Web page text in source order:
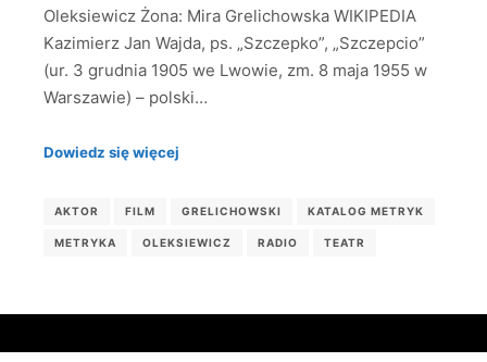
Oleksiewicz Żona: Mira Grelichowska WIKIPEDIA
Kazimierz Jan Wajda, ps. „Szczepko”, „Szczepcio”
(ur. 3 grudnia 1905 we Lwowie, zm. 8 maja 1955 w
Warszawie) – polski…
Dowiedz się więcej
AKTOR FILM GRELICHOWSKI KATALOG METRYK
METRYKA OLEKSIEWICZ RADIO TEATR